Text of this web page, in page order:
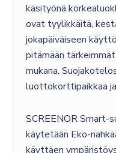
käsityönä
ovat tyylikkäitä,
jokapäiväiseen
pitämään
mukana.
luottokorttipaikkaa
SCREENOR Smart-
käytetään Eko-
käyttäen